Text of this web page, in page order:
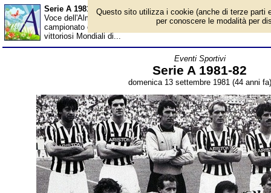
Serie A 1981-82 - Almanacco
Voce dell'Almanacco del 13 settembre, per la rubrica 'Eventi
campionato di calcio di serie A numero ottanta, con la
vittoriosi Mondiali di...
Eventi Sportivi
Serie A 1981-82
domenica 13 settembre 1981 (44 anni fa)
Questo sito utilizza i cookie (anche di terze parti
per conoscere le modalità per